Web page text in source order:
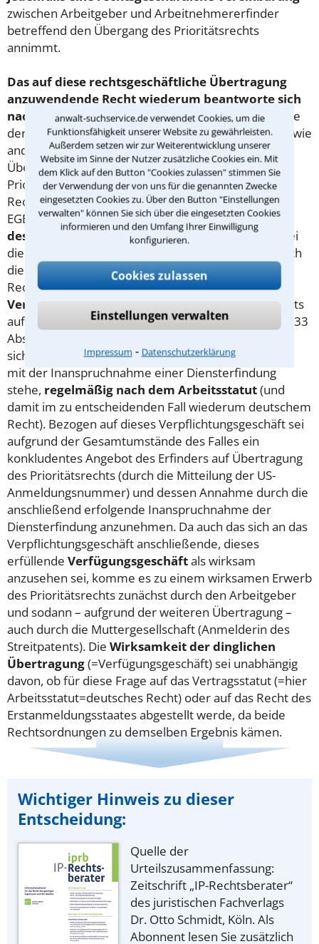
anwalt-suchservice.de verwendet Cookies, um die
Funktionsfähigkeit unserer Website zu gewährleisten.
Außerdem setzen wir zur Weiterentwicklung unserer
Website im Sinne der Nutzer zusätzliche Cookies ein. Mit
dem Klick auf den Button "Cookies zulassen" stimmen Sie
der Verwendung der von uns für die genannten Zwecke
eingesetzten Cookies zu. Über den Button "Einstellungen
verwalten" können Sie sich über die eingesetzten Cookies
informieren und den Umfang Ihrer Einwilligung
konfigurieren.
Cookies zulassen
Einstellungen verwalten
Impressum ⁃ Datenschutzerklärung
zwischen Arbeitgeber und Arbeitnehmererfinder
betreffend den Übergang des Prioritätsrechts
annimmt.
Das auf diese rechtsgeschäftliche Übertragung
anzuwendende Recht wiederum beantworte sich
nach dem Vertragsstatut:Zwar richte sich die Frage
der Übertragbarkeit und hierfür geltender Form- sowie
anderer Wirksamkeitserfordernisse für eine
Übertragung des Rechts auf Inanspruchnahme der
Priorität einer Patentanmeldung nach der
Rechtsprechung des BGH gem. Art. 33 Abs. 2
EGBGB a.F. (jetzt Art. 14 Rom-I-VO) nach demRecht
des Staates der Erstanmeldung; hiervon jedoch sei
die Frage zu unterscheiden, nach welchem Recht sich
die Verpflichtungen zwischen altem und neuem
Rechtsinhaber richten. Für das damit betroffene
Verpflichtungsgeschäftzur Übertragung des Rechts
auf Inanspruchnahme der Priorität sei das nach Art. 33
Abs. 1 EGBGB a.F. das
sich aber, wenn die Übertragung in Zusammenhang
mit der Inanspruchnahme einer Diensterfindung
stehe, regelmäßig nach dem Arbeitsstatut(und
damit im zu entscheidenden Fall wiederum deutschem
Recht). Bezogen auf dieses Verpflichtungsgeschäft sei
aufgrund der Gesamtumstände des Falles ein
konkludentes Angebot des Erfinders auf Übertragung
des Prioritätsrechts (durch die Mitteilung der US-
Anmeldungsnummer) und dessen Annahme durch die
anschließend erfolgende Inanspruchnahme der
Diensterfindung anzunehmen. Da auch das sich an das
Verpflichtungsgeschäft anschließende, dieses
erfüllende Verfügungsgeschäftals wirksam
anzusehen sei, komme es zu einem wirksamen Erwerb
des Prioritätsrechts zunächst durch den Arbeitgeber
und sodann – aufgrund der weiteren Übertragung –
auch durch die Muttergesellschaft (Anmelderin des
Streitpatents). Die Wirksamkeit der dinglichen
Übertragung(=Verfügungsgeschäft) sei unabhängig
davon, ob für diese Frage auf das Vertragsstatut (=hier
Arbeitsstatut=deutsches Recht) oder auf das Recht des
Erstanmeldungsstaates abgestellt werde, da beide
Rechtsordnungen zu demselben Ergebnis kämen.
Wichtiger Hinweis zu dieser
Entscheidung:
Quelle der
Urteilszusammenfassung:
Zeitschrift „IP-Rechtsberater“
des juristischen Fachverlags
Dr. Otto Schmidt, Köln. Als
Abonnent lesen Sie zusätzlich